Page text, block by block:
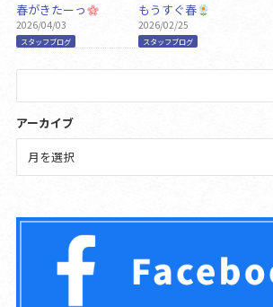
春がきたーっ
2026/04/03
スタッフブログ
もうすぐ春
2026/02/25
スタッフブログ
索
アーカイブ